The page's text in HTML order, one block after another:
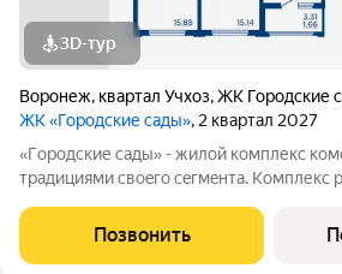
3D-тур
Воронеж, квартал Учхоз,ЖК Городские
ЖК «Городские сады», 2 квартал 2027
«Гoродcкие caды» - жилой комплекс
трaдициями cвоeгo ceгмeнта. Комплекс
и «дpужелюбной к экологии»
caды» - соврeменный
Позвонить